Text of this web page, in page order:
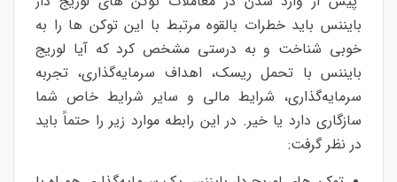
بایننس باید خطرات بالقوه مرتبط با این توکن ها را به
خوبی شناخت و به درستی مشخص کرد که آیا لوریج
بایننس با تحمل ریسک، اهداف سرمایه‌گذاری، تجربه
سرمایه‌گذاری، شرایط مالی و سایر شرایط خاص شما
سازگاری دارد یا خیر. در این رابطه موارد زیر را حتماً باید
در نظر گرفت: